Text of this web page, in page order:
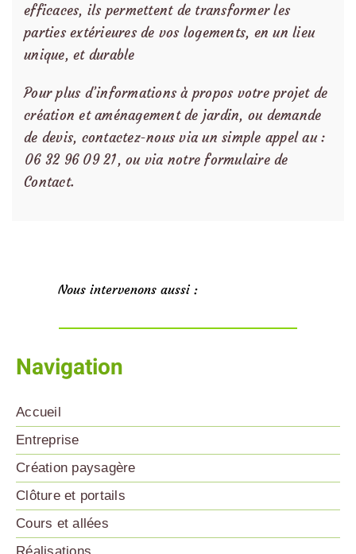
efficaces, ils permettent de transformer les
parties extérieures de vos logements, en un lieu
unique, et durable
Pour plus d’informations à propos votre projet de
création et aménagement de jardin, ou demande
de devis, contactez-nous via un simple appel au :
06 32 96 09 21, ou via notreformulaire de
Contact.
Nous intervenons aussi :
Navigation
Accueil
Entreprise
Création paysagère
Clôture et portails
Cours et allées
Réalisations